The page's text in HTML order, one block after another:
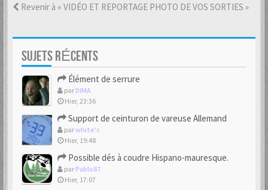
Revenir à « VIDÉO ET REPORTAGE PHOTO DE VOS SORTIES »
SUJETS RÉCENTS
Élément de serrure
par DIMA
Hier, 23:36
Support de ceinturon de vareuse Allemand
parwhite's
Hier, 19:48
Possible dés à coudre Hispano-mauresque.
par Pablo87
Hier, 17:07